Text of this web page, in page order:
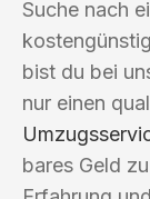
Suche nach
bist du bei
nur einen
bares Geld